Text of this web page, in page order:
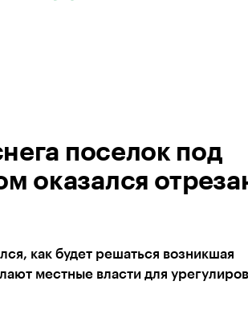
поселок под
оказался
как будет решаться возникшая
местные власти для